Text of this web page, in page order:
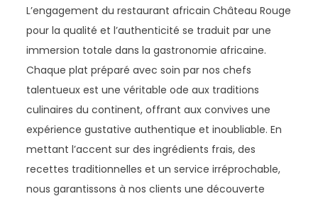
L’engagement du restaurant africain Château Rouge
pour la qualité et l’authenticité se traduit par une
immersion totale dans la gastronomie africaine.
Chaque plat préparé avec soin par nos chefs
talentueux est une véritable ode aux traditions
culinaires du continent, offrant aux convives une
expérience gustative authentique et inoubliable. En
mettant l’accent sur des ingrédients frais, des
recettes traditionnelles et un service irréprochable,
nous garantissons à nos clients une découverte